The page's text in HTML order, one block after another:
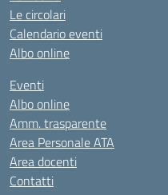
Le circolari
Calendario eventi
Albo online
Eventi
Albo online
Amm. trasparente
Area Personale ATA
Area docenti
Contatti